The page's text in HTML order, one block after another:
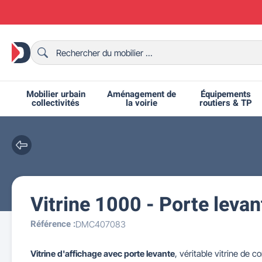
Mobilier urbain
collectivités
Bancs urbains
Aménagement de
la voirie
Bornes et potelets urbains
Équipements
routiers & TP
Ralentisseurs routiers
Grilles d'exposition
Fêtes et événements
Chaises de collectivité
Mobilier intérieur CHR
Chaises et bancs scolaires
Tables de ping-pong
Vitrine 1000 - Porte
Référence :DMC407083
Vitrine d'affichage avec porte levante, véritable vitrine de